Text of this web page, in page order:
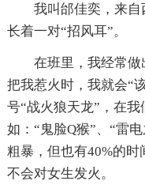
我叫邰佳奕，来自
长着一对“招风耳”。
在班里，我经常做
把我惹火时，我就会“
号“战火狼天龙”，在
如：“鬼脸Q猴”、“雷
粗暴，但也有40%的
不会对女生发火。